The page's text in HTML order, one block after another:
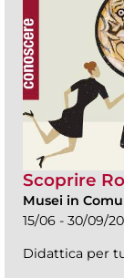
Scoprire
Musei in
15/06 - 30/09/
Didattica per